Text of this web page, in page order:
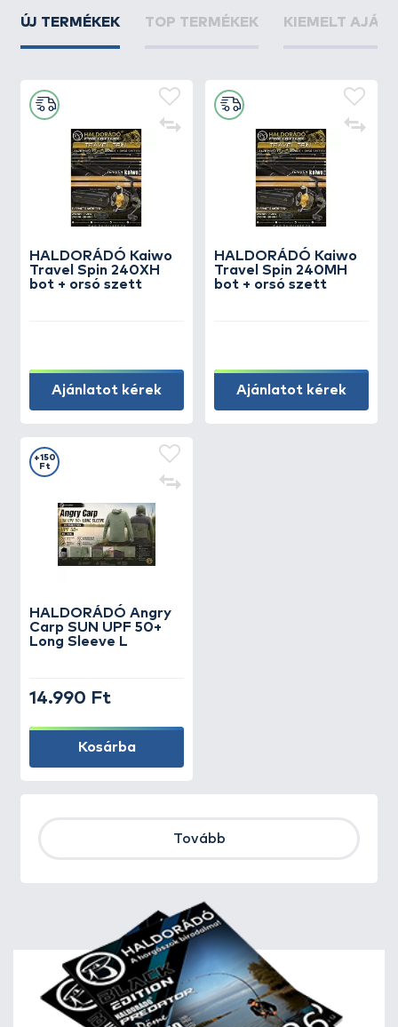
ÚJ TERMÉKEK TOP TERMÉKEK KIEMELT
HALDORÁDÓ Kaiwo
Travel Spin 240XH
bot + orsó szett
Ajánlatot kérek
HALDORÁDÓ Kaiwo
Travel Spin 240MH
bot + orsó szett
Ajánlatot kérek
HALDORÁDÓ Angry
Carp SUN UPF 50+
Long Sleeve L
+150
Ft
14.990 Ft
Kosárba
Tovább